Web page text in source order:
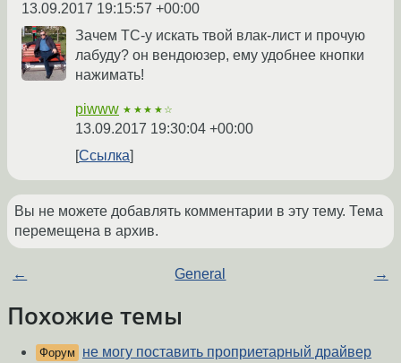
13.09.2017 19:15:57 +00:00
Зачем ТС-у искать твой влак-лист и прочую
лабуду? он вендоюзер, ему удобнее кнопки
нажимать!
piwww ★★★★☆
13.09.2017 19:30:04 +00:00
Ссылка
Вы не можете добавлять комментарии в эту тему. Тема
перемещена в архив.
← General →
Похожие темы
Форум
не могу поставить проприетарный драйвер